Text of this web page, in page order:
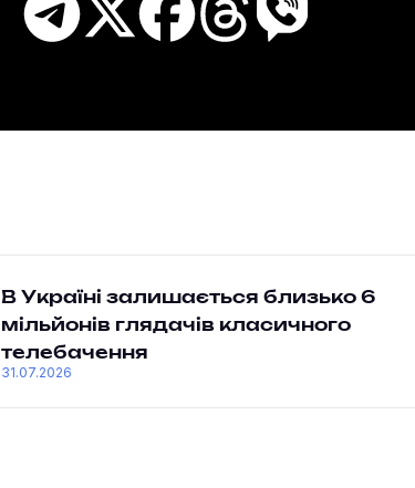
В Україні залишається близько 6
мільйонів глядачів класичного
телебачення
31.07.2026